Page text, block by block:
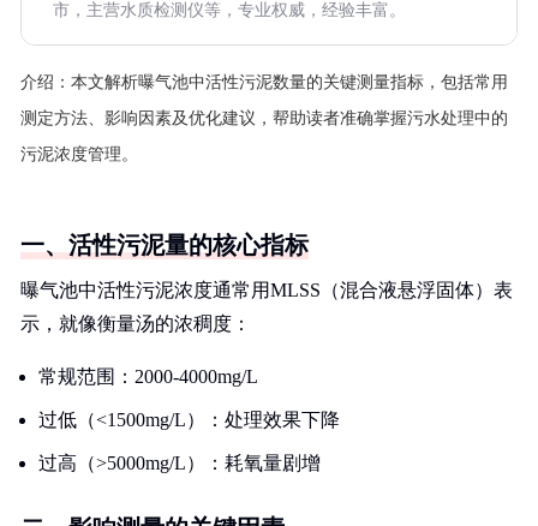
市，主营水质检测仪等，专业权威，经验丰富。
介绍： 本文解析曝气池中活性污泥数量的关键测量指标，包括常用
测定方法、影响因素及优化建议，帮助读者准确掌握污水处理中的
污泥浓度管理。
一、活性污泥量的核心指标
曝气池中活性污泥浓度通常用MLSS（混合液悬浮固体）表
示，就像衡量汤的浓稠度：
常规范围：2000-4000mg/L
过低（<1500mg/L）：处理效果下降
过高（>5000mg/L）：耗氧量剧增